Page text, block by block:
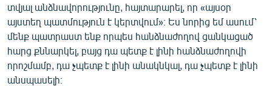
տվյալ անձնավորությունը, հայտարարել, որ «այսօր
այստեղ պատմություն է կերտվում»։ Ես նորից եմ ասում՝
մենք պատրաստ ենք որպես հանձնաժողով ցանկացած
հարց քննարկել, բայց դա պետք է լինի հանձնաժողովի
որոշմամբ, դա չպետք է լինի անակնկալ, դա չպետք է լինի
անսպասելի։